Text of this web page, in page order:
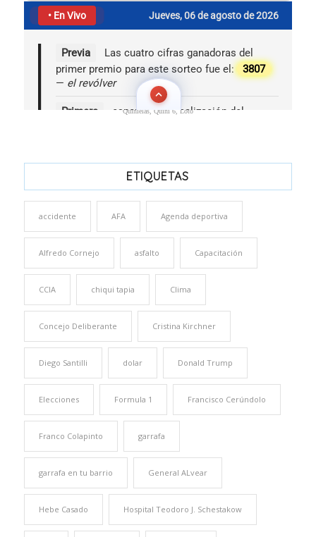
Quinielas, Quini 6, Loto
ETIQUETAS
accidente AFA Agenda deportiva
Alfredo Cornejo asfalto Capacitación
CCIA chiqui tapia Clima
Concejo Deliberante Cristina Kirchner
Diego Santilli dolar Donald Trump
Elecciones Formula 1 Francisco Cerúndolo
Franco Colapinto garrafa
garrafa en tu barrio General ALvear
Hebe Casado Hospital Teodoro J. Schestakow